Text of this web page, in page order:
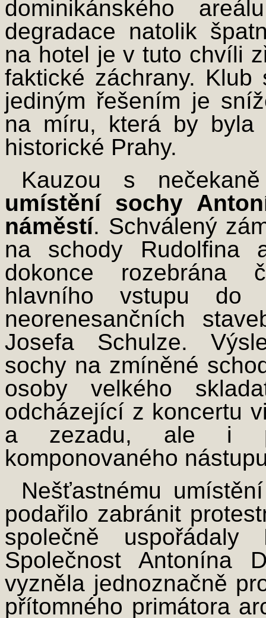
dominikánského
degradace natolik
na hotel je v tuto chvíli
faktické záchrany.
jediným řešením je
na míru, která by byla
historické Prahy.
Kauzou s
umístění sochy
náměstí. Schválený
na schody
dokonce rozebrána
hlavního vstupu do
neorenesančních
Josefa Schulze.
sochy na zmíněné
osoby velkého
odcházející z koncertu
a zezadu, ale i
komponovaného
Nešťastnému
podařilo zabránit
společně
Společnost Antonína
vyzněla jednoznačně
přítomného primátora